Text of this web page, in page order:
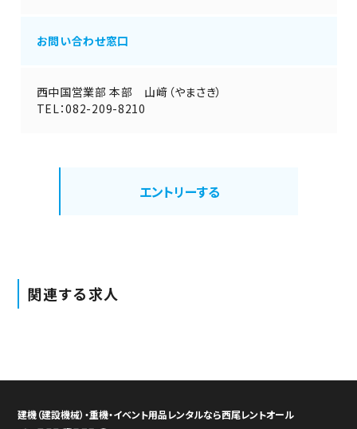
お問い合わせ窓口
西中国営業部 本部 山﨑（やまさき）
TEL：082-209-8210
エントリーする
関連する求人
建機（建設機械）・重機・イベント用品レンタルなら西尾レントオール